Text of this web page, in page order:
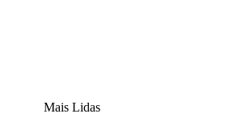
Mais Lidas